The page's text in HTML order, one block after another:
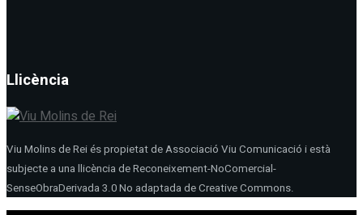
Llicència
Viu Molins de Rei és propietat de Associació Viu Comunicació i està
subjecte a una llicència de Reconeixement-NoComercial-
SenseObraDerivada 3.0 No adaptada de Creative Commons.